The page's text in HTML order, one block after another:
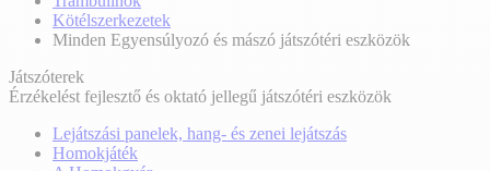
Kötélszerkezetek
Minden Egyensúlyozó és mászó játszótéri eszközök
Játszóterek
Érzékelést fejlesztő és oktató jellegű játszótéri eszközök
Lejátszási panelek, hang- és zenei lejátszás
Homokjáték